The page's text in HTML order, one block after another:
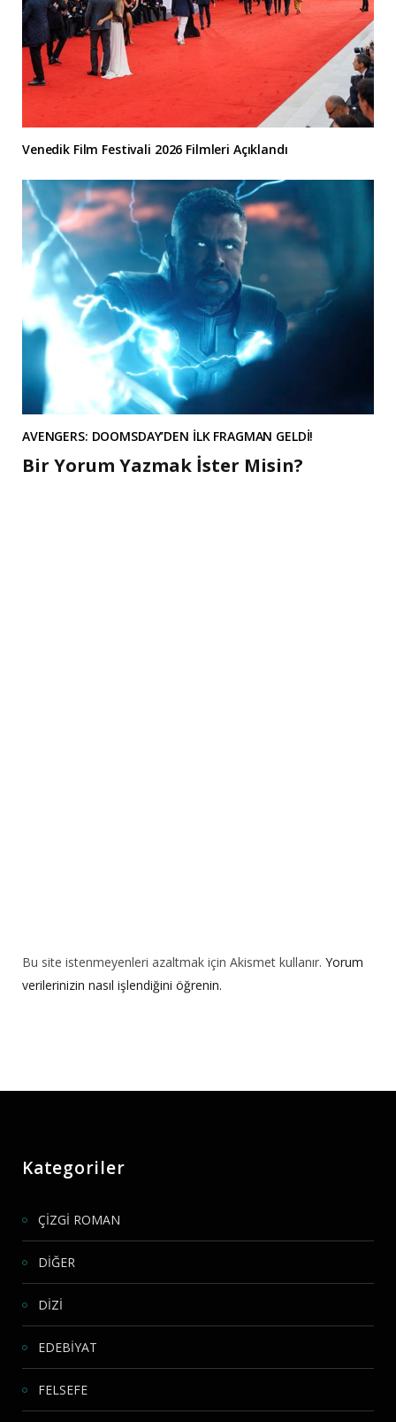
Venedik Film Festivali 2026 Filmleri Açıklandı
AVENGERS: DOOMSDAY’DEN İLK FRAGMAN GELDİ!
Bir Yorum Yazmak İster Misin?
Bu site istenmeyenleri azaltmak için Akismet kullanır. Yorum
verilerinizin nasıl işlendiğini öğrenin.
Kategoriler
ÇİZGİ ROMAN
DİĞER
DİZİ
EDEBİYAT
FELSEFE